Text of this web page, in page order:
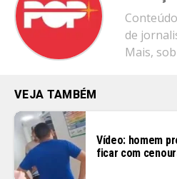
de
Mais,
VEJA TAMBÉM
Vídeo: homem
ficar com